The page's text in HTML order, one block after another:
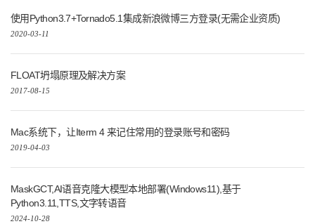
使用Python3.7+Tornado5.1集成新浪微博三方登录(无需企业资质)
2020-03-11
FLOAT坍塌原理及解决方案
2017-08-15
Mac系统下，让Iterm 4 来记住常用的登录账号和密码
2019-04-03
MaskGCT,AI语音克隆大模型本地部署(Windows11),基于
Python3.11,TTS,文字转语音
2024-10-28